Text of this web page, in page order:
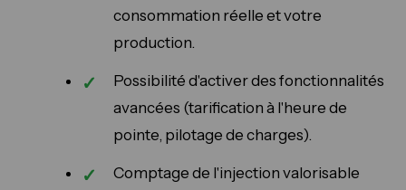
consommation réelle et votre
production.
Possibilité d'activer des fonctionnalités
avancées (tarification à l'heure de
pointe, pilotage de charges).
Comptage de l'injection valorisable